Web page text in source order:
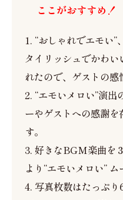
ここがおすすめ！
1. “おしゃれでエモい”
タイリッシュでかわい
れたので、ゲストの感
2. “エモいメロい”演出
ーやゲストへの感謝を
す。
3. 好きなBGM楽曲を
より“エモいメロい”
4. 写真枚数はたっぷ